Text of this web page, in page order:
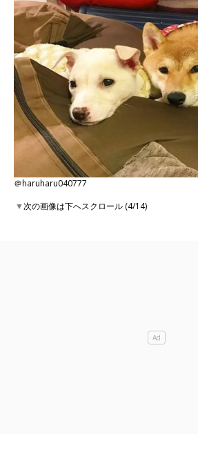
＠haruharu040777
▼次の画像は下へスクロール (4/14)